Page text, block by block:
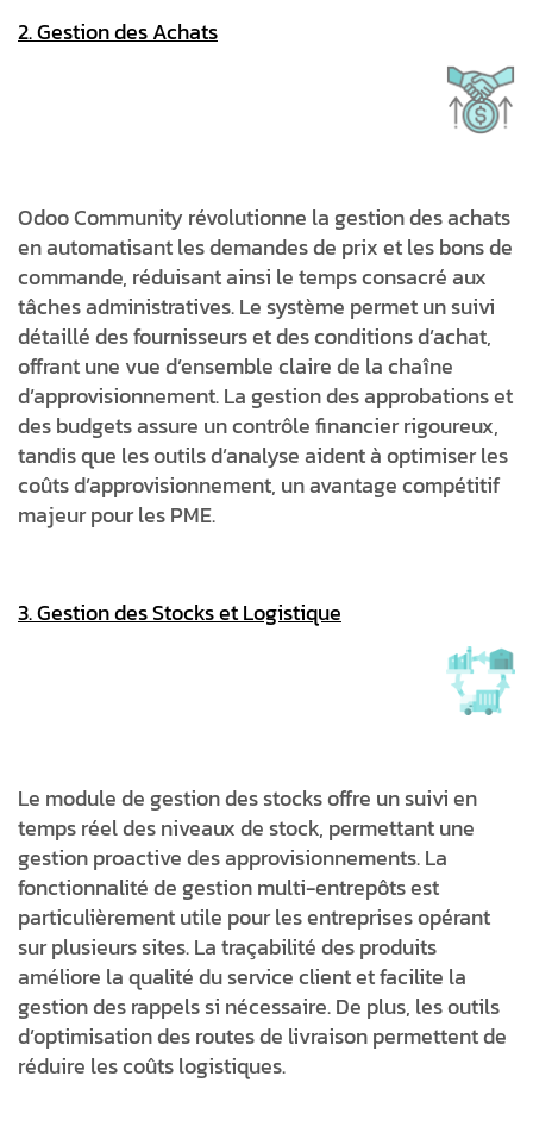
2. Gestion des Achats
Odoo Community révolutionne la gestion des achats
en automatisant les demandes de prix et les bons de
commande, réduisant ainsi le temps consacré aux
tâches administratives. Le système permet un suivi
détaillé des fournisseurs et des conditions d’achat,
offrant une vue d’ensemble claire de la chaîne
d’approvisionnement. La gestion des approbations et
des budgets assure un contrôle financier rigoureux,
tandis que les outils d’analyse aident à optimiser les
coûts d’approvisionnement, un avantage compétitif
majeur pour les PME.
3. Gestion des Stocks et Logistique
Le module de gestion des stocks offre un suivi en
temps réel des niveaux de stock, permettant une
gestion proactive des approvisionnements. La
fonctionnalité de gestion multi-entrepôts est
particulièrement utile pour les entreprises opérant
sur plusieurs sites. La traçabilité des produits
améliore la qualité du service client et facilite la
gestion des rappels si nécessaire. De plus, les outils
d’optimisation des routes de livraison permettent de
réduire les coûts logistiques.